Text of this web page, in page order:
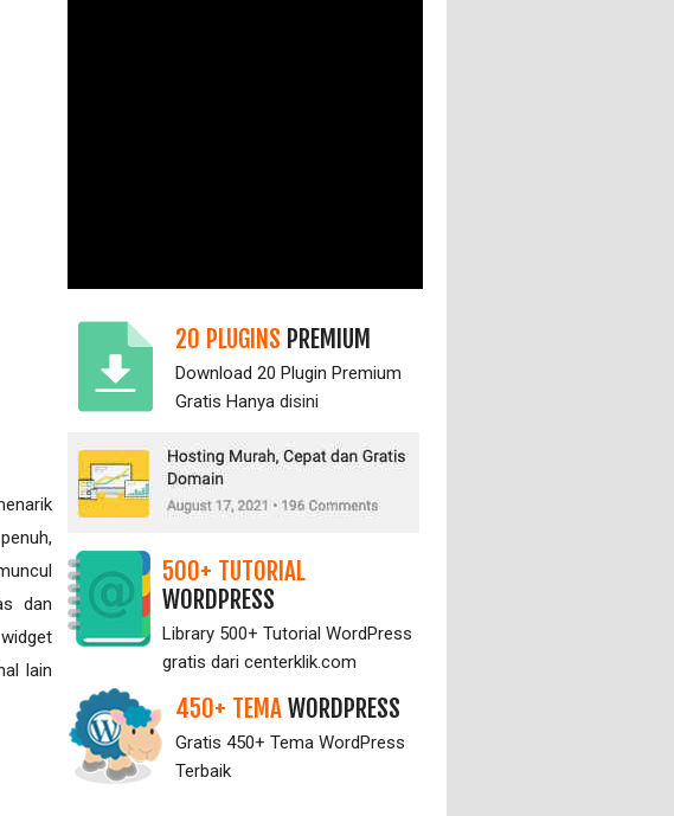
dan
lain
20 PLUGINS PREMIUM
Download 20 Plugin Premium
Gratis Hanya disini
500+ TUTORIAL
WORDPRESS
Library 500+ Tutorial WordPress
gratis dari centerklik.com
450+ TEMAWORDPRESS
Gratis 450+ Tema WordPress
Terbaik